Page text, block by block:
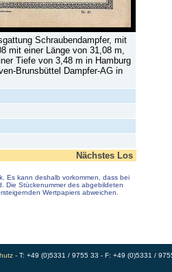
Schraubendampfer, mit
mit einer Länge von 31,08 m,
Tiefe von 3,48 m in Hamburg
Brunsbüttel Dampfer-AG in
Nächstes Los
Es kann deshalb vorkommen, dass bei
Die Stückenummer des abgebildeten
Wertpapiers abweichen.
- T: +49 (0)5331 / 9755 33 - F: +49 (0)5331 /